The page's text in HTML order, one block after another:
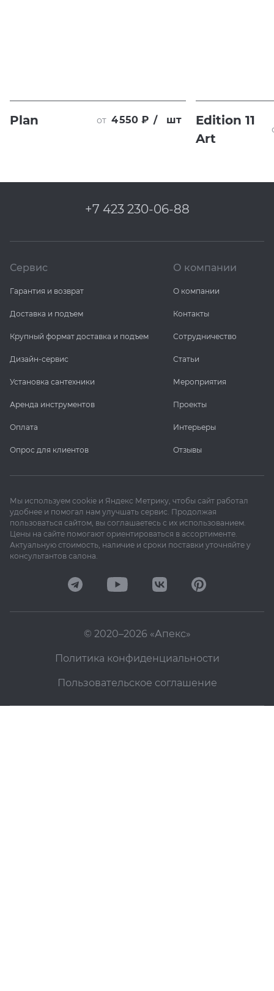
Plan от 4 550 ₽ / шт
Edition 11
Art
+7 423 230-06-88
Сервис
Гарантия и возврат
Доставка и подъем
Крупный формат доставка и подъем
Дизайн-сервис
Установка сантехники
Аренда инструментов
Оплата
Опрос для клиентов
О компании
О компании
Контакты
Сотрудничество
Статьи
Мероприятия
Проекты
Интерьеры
Отзывы
Мы используем cookie и Яндекс Метрику, чтобы сайт работал
удобнее и помогал нам улучшать сервис. Продолжая
пользоваться сайтом, вы соглашаетесь с их использованием.
Цены на сайте помогают ориентироваться в ассортименте.
Актуальную стоимость, наличие и сроки поставки уточняйте у
консультантов салона.
© 2020–2026 «Апекс»
Политика конфиденциальности
Пользовательское соглашение